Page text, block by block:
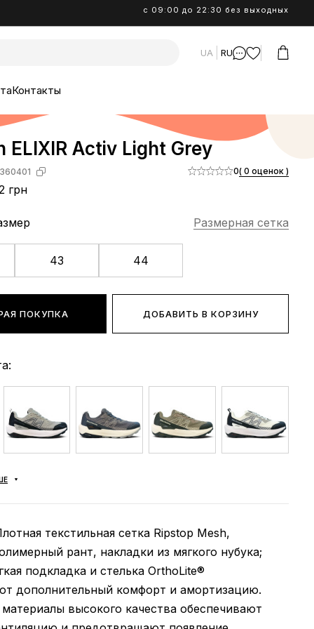
с 09:00 до 22:30 без выходных
UA RU
Контакты
ELIXIR Activ Light Grey
грн
0( 0 оценок )
Размерная сетка
43 44
ПОКУПКА ДОБАВИТЬ В КОРЗИНУ
текстильная сетка Ripstop Mesh,
рант, накладки из мягкого нубука;
подкладка и стелька OrthoLite®
дополнительный комфорт и амортизацию.
высокого качества обеспечивают